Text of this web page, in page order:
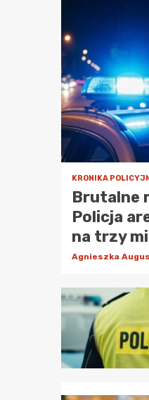
KRONIKA
Brutalne
Policja
na trzy
Agnieszka
3
5